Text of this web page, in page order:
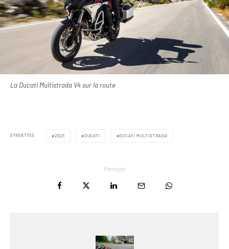
La Ducati Multistrada V4 sur la route
ÉTIQUETTES 2023 DUCATI DUCATI MULTISTRADA
Partager